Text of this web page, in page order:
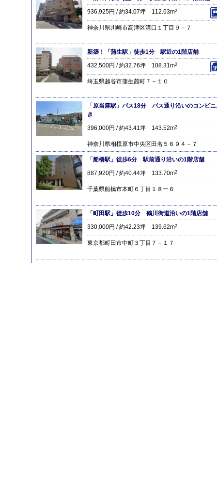
936,925円 / 約34.07坪 112.63m2
神奈川県川崎市高津区溝口１丁目９－７
新築！「蒲生駅」徒歩1分 駅近の1階店舗
432,500円 / 約32.76坪 108.31m2
埼玉県越谷市蒲生茜町７－１０
「原当麻駅」バス18分 バス通り沿いのコンビ
き
396,000円 / 約43.41坪 143.52m2
神奈川県相模原市中央区田名５６９４－７
「船橋駅」徒歩6分 駅前通り沿いの1階店舗
887,920円 / 約40.44坪 133.70m2
千葉県船橋市本町６丁目１８ー６
「町田駅」徒歩10分 鶴川街道沿いの1階店舗
330,000円 / 約42.23坪 139.62m2
東京都町田市中町３丁目７－１７